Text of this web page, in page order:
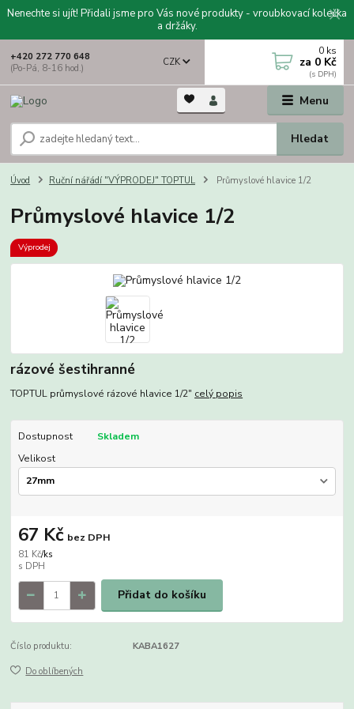
Nenechte si ujít! Přidali jsme pro Vás nové produkty - vroubkovací kolečka
a držáky.
Menu
CZK
Hledat
+420 272 770 648
(Po-Pá, 8-16 hod.)
0 ks
za 0 Kč
Úvod Ruční nářádí "VÝPRODEJ" TOPTUL Průmyslové hlavice 1/2
Průmyslové hlavice 1/2
Výprodej
rázové šestihranné
TOPTUL průmyslové rázové hlavice 1/2" celý popis
Dostupnost
Skladem
Velikost
81 Kč/ks
67 Kč bez DPH
Přidat do košíku
Číslo produktu: KABA1627
Do oblíbených